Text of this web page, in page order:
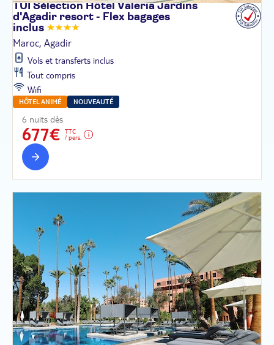
TUI Sélection Hôtel Valeria Jardins
d'Agadir resort - Flex bagages
inclus
Maroc, Agadir
Vols et transferts inclus
Tout compris
Wifi
HÔTEL ANIMÉ NOUVEAUTÉ
6 nuits dès
677€
TTC
/ pers.